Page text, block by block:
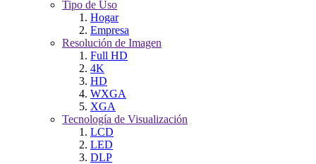
Tipo de Uso
Hogar
Empresa
Resolución de Imagen
Full HD
4K
HD
WXGA
XGA
Tecnología de Visualización
LCD
LED
DLP